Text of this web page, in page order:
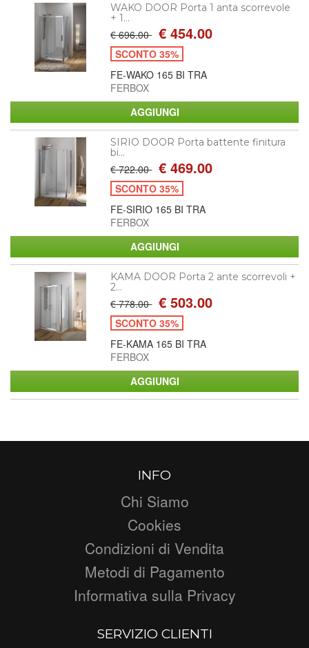
WAKO DOOR Porta 1 anta scorrevole
+ 1...
€ 696.00 € 454.00
SCONTO 35%
FE-WAKO 165 BI TRA
FERBOX
SIRIO DOOR Porta battente finitura
bi...
€ 722.00 € 469.00
SCONTO 35%
FE-SIRIO 165 BI TRA
FERBOX
KAMA DOOR Porta 2 ante scorrevoli +
2...
€ 778.00 € 503.00
SCONTO 35%
FE-KAMA 165 BI TRA
FERBOX
INFO
Chi Siamo
Cookies
Condizioni di Vendita
Metodi di Pagamento
Informativa sulla Privacy
SERVIZIO CLIENTI